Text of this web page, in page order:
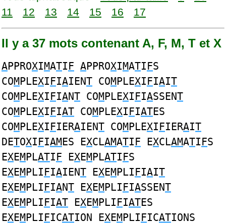
11
12 13 14 15 16 17
Il y a 37 mots contenant A, F, M, T et X
APPROXIMATIF APPROXIMATIFS
COMPLEXIFIAIENT COMPLEXIFIAIT
COMPLEXIFIANT COMPLEXIFIASSENT
COMPLEXIFIAT COMPLEXIFIATES
COMPLEXIFIERAIENT COMPLEXIFIERAIT
DETOXIFIAMES EXCLAMATIF EXCLAMATIFS
EXEMPLATIF EXEMPLATIFS
EXEMPLIFIAIENT EXEMPLIFIAIT
EXEMPLIFIANT EXEMPLIFIASSENT
EXEMPLIFIAT EXEMPLIFIATES
EXEMPLIFICATION EXEMPLIFICATIONS